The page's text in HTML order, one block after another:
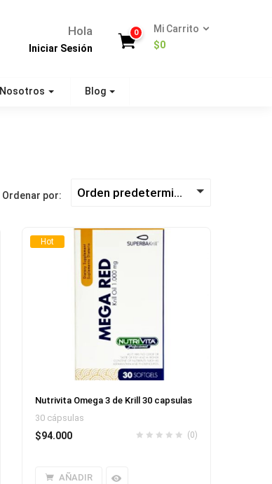
Hola
Iniciar Sesión
0
Mi Carrito
$0
Nosotros Blog
Ordenar por: Orden predeterminado
Hot
Nutrivita Omega 3 de Krill 30 capsulas
30 cápsulas
(0)
$94.000
AÑADIR